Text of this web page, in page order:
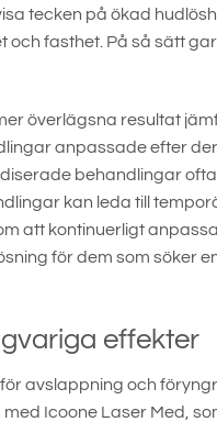
tecken på ökad
och fasthet. På så sätt
överlägsna resultat
anpassade efter
behandlingar
kan leda till
att kontinuerligt
för dem som söker
effekter
avslappning och
Icoone Laser Med,